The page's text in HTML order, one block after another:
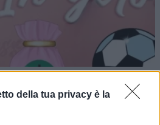
della tua privacy è la
scende in campo